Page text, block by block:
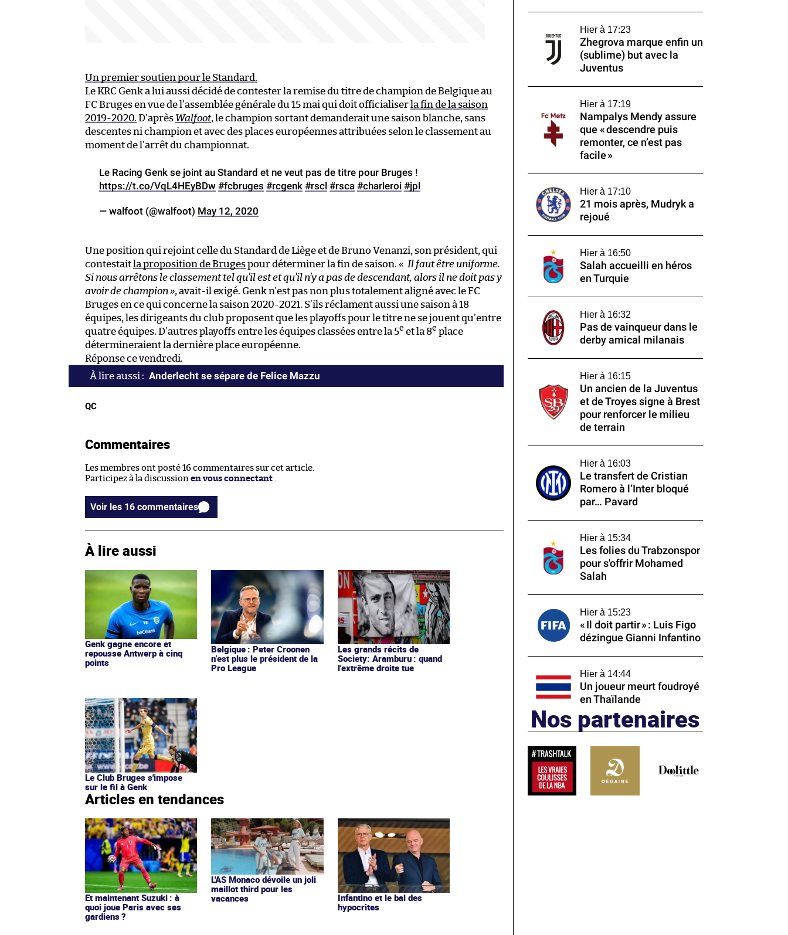
Un premier soutien pour le Standard.
Le KRC Genk a lui aussi décidé de contester la remise du titre de champion de Belgique au
FC Bruges en vue de l’assemblée générale du 15 mai qui doit officialiser la fin de la saison
2019-2020. D’après Walfoot, le champion sortant demanderait une saison blanche, sans
descentes ni champion et avec des places européennes attribuées selon le classement au
moment de l’arrêt du championnat.
Le Racing Genk se joint au Standard et ne veut pas de titre pour Bruges !
https://t.co/VqL4HEyBDw #fcbruges #rcgenk #rscl #rsca #charleroi #jpl
— walfoot (@walfoot) May 12, 2020
Une position qui rejoint celle du Standard de Liège et de Bruno Venanzi, son président, qui
contestait la proposition de Brugespour déterminer la fin de saison. « Il faut être uniforme.
Si nous arrêtons le classement tel qu’il est et qu’il n’y a pas de descendant, alors il ne doit pas y
avoir de champion », avait-il exigé. Genk n’est pas non plus totalement aligné avec le FC
Bruges en ce qui concerne la saison 2020-2021. S’ils réclament aussi une saison à 18
équipes, les dirigeants du club proposent que les playoffs pour le titre ne se jouent qu’entre
quatre équipes. D’autres playoffs entre les équipes classées entre la 5e et la 8e place
détermineraient la dernière place européenne.
Réponse ce vendredi.
Anderlecht se sépare de Felice Mazzu
QC
Commentaires
Les membres ont posté 16 commentaires sur cet article.
Participez à la discussion en vous connectant .
Voir les 16 commentaires
À lire aussi
Genk gagne encore et
repousse Antwerp à cinq
points
Belgique : Peter Croonen
n’est plus le président de la
Pro League
Les grands récits de
Society: Aramburu : quand
l'extrême droite tue
Le Club Bruges s'impose
sur le fil à Genk
Articles en tendances
Et maintenant Suzuki : à
quoi joue Paris avec ses
gardiens ?
L'AS Monaco dévoile un joli
maillot third pour les
vacances
Infantino et le bal des
hypocrites
Hier à 17:23
Zhegrova marque enfin un
(sublime) but avec la
Juventus
Hier à 17:19
Nampalys Mendy assure
que « descendre puis
remonter, ce n’est pas
facile »
Hier à 17:10
21 mois après, Mudryk a
rejoué
Hier à 16:50
Salah accueilli en héros
en Turquie
Hier à 16:32
Pas de vainqueur dans le
derby amical milanais
Hier à 16:15
Un ancien de la Juventus
et de Troyes signe à Brest
pour renforcer le milieu
de terrain
Hier à 16:03
Le transfert de Cristian
Romero à l’Inter bloqué
par… Pavard
Hier à 15:34
Les folies du Trabzonspor
pour s'offrir Mohamed
Salah
Hier à 15:23
« Il doit partir » : Luis Figo
dézingue Gianni Infantino
Hier à 14:44
Un joueur meurt foudroyé
en Thaïlande
Nos partenaires